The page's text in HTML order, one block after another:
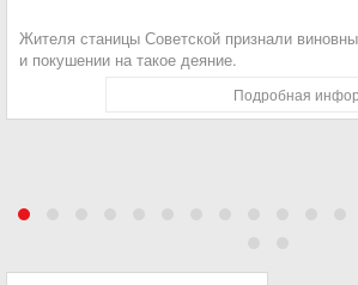
Жителя станицы Советской признали
и покушении на такое деяние.
Подробная